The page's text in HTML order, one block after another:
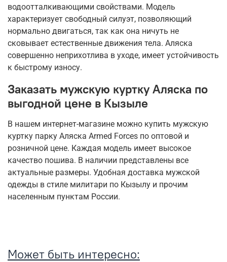
водоотталкивающими свойствами. Модель
характеризует свободный силуэт, позволяющий
нормально двигаться, так как она ничуть не
сковывает естественные движения тела. Аляска
совершенно неприхотлива в уходе, имеет устойчивость
к быстрому износу.
Заказать мужскую куртку Аляска по
выгодной цене в Кызыле
В нашем интернет-магазине можно купить мужскую
куртку парку Аляска Armed Forces по оптовой и
розничной цене. Каждая модель имеет высокое
качество пошива. В наличии представлены все
актуальные размеры. Удобная доставка мужской
одежды в стиле милитари по Кызылу и прочим
населенным пунктам России.
Может быть интересно: